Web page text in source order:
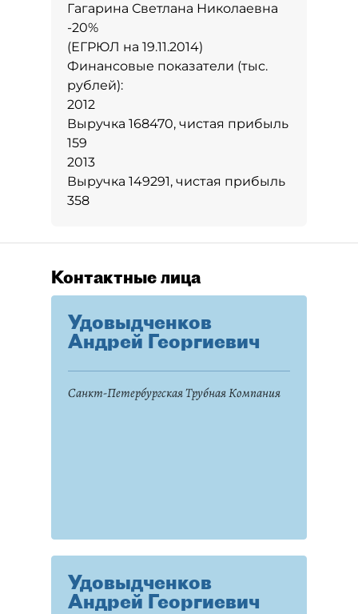
Гагарина Светлана Николаевна
-20%
(ЕГРЮЛ на 19.11.2014)
Финансовые показатели (тыс.
рублей):
2012
Выручка 168470, чистая прибыль
159
2013
Выручка 149291, чистая прибыль
358
Контактные лица
Удовыдченков
Андрей Георгиевич
Санкт-Петербургская Трубная Компания
Удовыдченков
Андрей Георгиевич